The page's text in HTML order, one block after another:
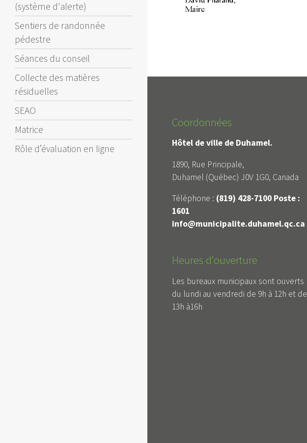
(système d'alerte)
Sentiers de randonnée
pédestre
Séances du conseil
Collecte des matières
résiduelles
SEAO
Matrice
Rôle d’évaluation en ligne
Coordonnées
Hôtel de ville de Duhamel.
1890, Rue Principale,
Duhamel (Québec) J0V 1G0, Canada
Téléphone : (819) 428-7100 Poste :
1601
info@municipalite.duhamel.qc.ca
Heures d'ouverture
Les bureaux municipaux sont ouverts
du lundi au vendredi de 9h à 12h et de
13h à16h